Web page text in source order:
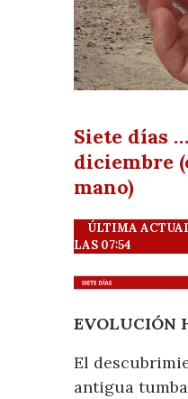
Siete días
diciembre
mano)
ÚLTIMA
LAS 07:54
EVOLUCIÓN
El
antigua